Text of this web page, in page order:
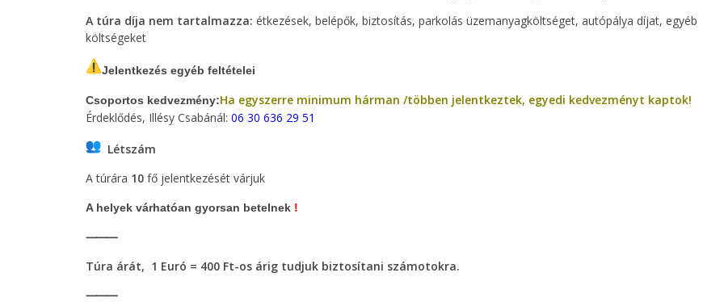
A túra díja nem tartalmazza: étkezések, belépők, biztosítás, parkolás üzemanyagköltséget, autópálya díjat, egyéb
költségeket
Jelentkezés egyéb feltételei
Csoportos kedvezmény:Ha egyszerre minimum hárman /többen jelentkeztek, egyedi kedvezményt kaptok!
Érdeklődés, Illésy Csabánál: 06 30 636 29 51
Létszám
A túrára 10 fő jelentkezését várjuk
A helyek várhatóan gyorsan betelnek !
⸻
Túra árát, 1 Euró = 400 Ft-os árig tudjuk biztosítani számotokra.
⸻